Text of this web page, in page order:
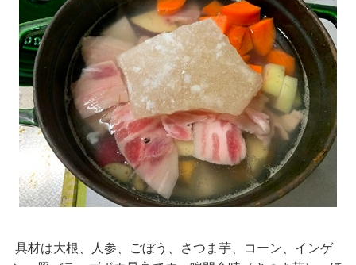
具材は大根、人参、ごぼう、さつま芋、コーン、インゲ